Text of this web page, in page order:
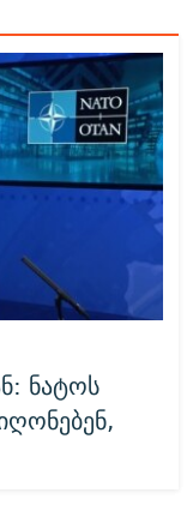
ნატოს